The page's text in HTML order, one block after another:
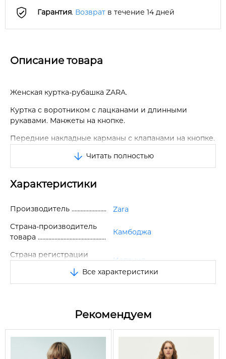
Гарантия. Возврат в течение 14 дней
Описание товара
Женская куртка-рубашка ZARA.
Куртка с воротником с лацканами и длинными
рукавами. Манжеты на кнопке.
Передние накладные карманы с клапанами на кнопке.
Застежка на металлические кнопки спереди.
Отличное качество.
Читать полностью
Характеристики
Производитель
Zara
Страна-производитель
товара
Камбоджа
Страна регистрации
Испания
Размер
S
Весна/Осень
Вид
Вельветовая куртка
Материал верха
100% хлопок
Все характеристики
Рекомендуем